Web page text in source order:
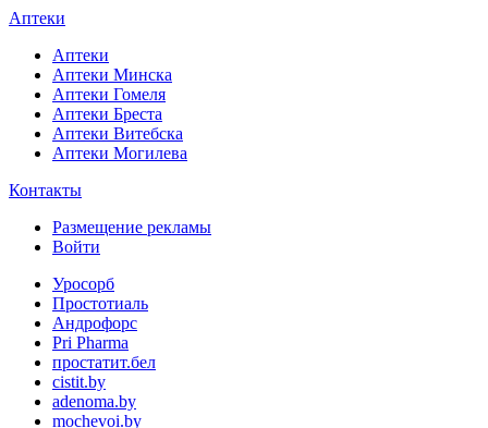
Аптеки
Аптеки
Аптеки Минска
Аптеки Гомеля
Аптеки Бреста
Аптеки Витебска
Аптеки Могилева
Контакты
Размещение рекламы
Войти
Уросорб
Простотиаль
Андрофорс
Pri Pharma
простатит.бел
cistit.by
adenoma.by
mochevoi.by